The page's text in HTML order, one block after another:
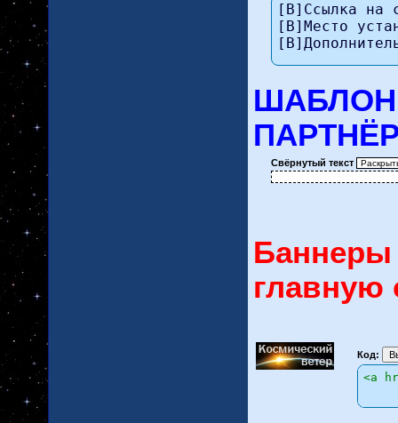
[B]Ссылка на
[B]Место
Свёрнутый текст
Баннеры
главную
Код:
<a